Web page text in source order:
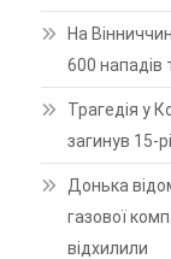
На
600
Трагедія у
загинув 15-
Донька
газової
відхилили